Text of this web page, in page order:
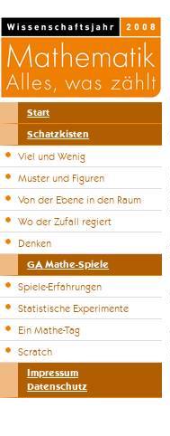
Start
Schatzkisten
Viel und Wenig
Muster und Figuren
Von der Ebene in den Raum
Wo der Zufall regiert
Denken
GA Mathe-Spiele
Spiele-Erfahrungen
Statistische Experimente
Ein Mathe-Tag
Scratch
Impressum
Datenschutz